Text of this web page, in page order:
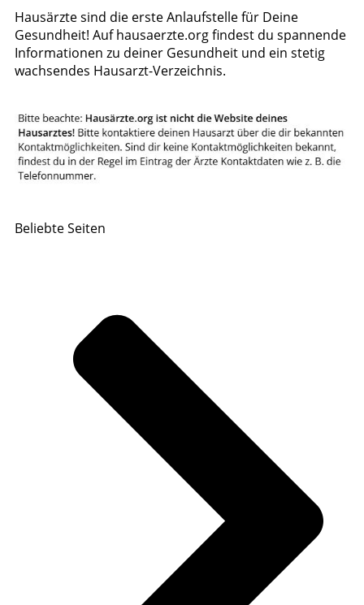
Hausärzte sind die erste Anlaufstelle für Deine
Gesundheit! Auf hausaerzte.org findest du spannende
Informationen zu deiner Gesundheit und ein stetig
wachsendes Hausarzt-Verzeichnis.
Beliebte Seiten